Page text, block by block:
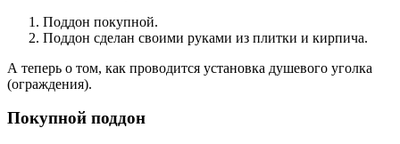
Поддон покупной.
Поддон сделан своими руками из плитки и кирпича.
А теперь о том, как проводится установка душевого уголка
(ограждения).
Покупной поддон